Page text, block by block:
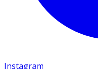
Instagram